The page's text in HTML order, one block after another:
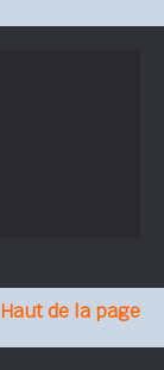
Haut de la page